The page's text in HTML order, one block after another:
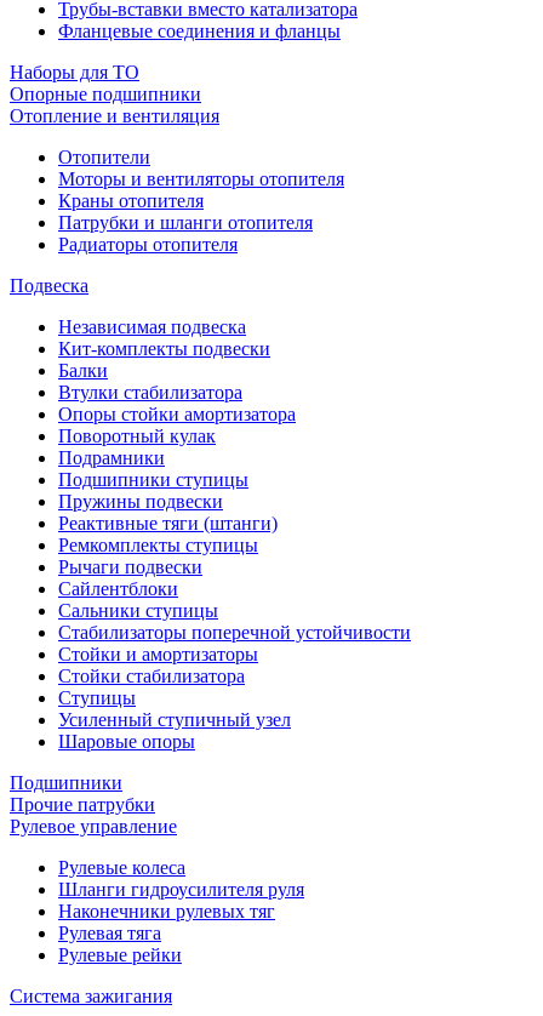
Трубы-вставки вместо катализатора
Фланцевые соединения и фланцы
Наборы для ТО
Опорные подшипники
Отопление и вентиляция
Отопители
Моторы и вентиляторы отопителя
Краны отопителя
Патрубки и шланги отопителя
Радиаторы отопителя
Подвеска
Независимая подвеска
Кит-комплекты подвески
Балки
Втулки стабилизатора
Опоры стойки амортизатора
Поворотный кулак
Подрамники
Подшипники ступицы
Пружины подвески
Реактивные тяги (штанги)
Ремкомплекты ступицы
Рычаги подвески
Сайлентблоки
Сальники ступицы
Стабилизаторы поперечной устойчивости
Стойки и амортизаторы
Стойки стабилизатора
Ступицы
Усиленный ступичный узел
Шаровые опоры
Подшипники
Прочие патрубки
Рулевое управление
Рулевые колеса
Шланги гидроусилителя руля
Наконечники рулевых тяг
Рулевая тяга
Рулевые рейки
Система зажигания